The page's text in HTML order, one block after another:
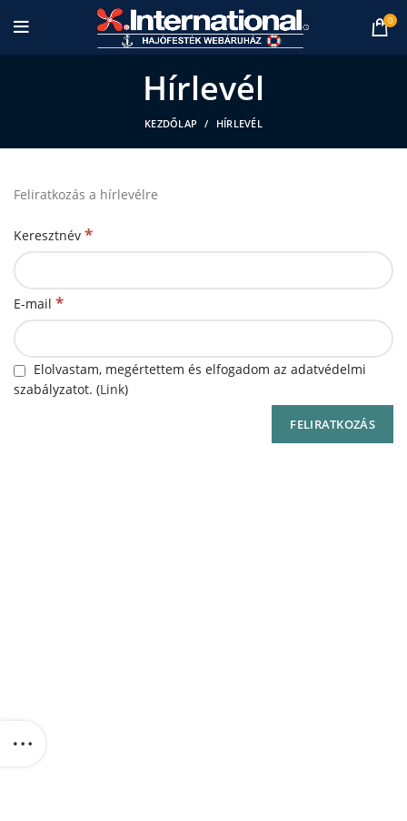
0
Hírlevél
KEZDŐLAP HÍRLEVÉL
Feliratkozás a hírlevélre
Keresztnév *
E-mail *
Elolvastam, megértettem és elfogadom az adatvédelmi
szabályzatot. (Link)